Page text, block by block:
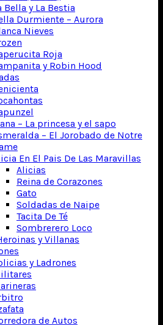
Bella y La Bestia
Durmiente – Aurora
Nieves
Roja
y Robin Hood
– La princesa y el sapo
– El Jorobado de Notre
En El Pais De Las Maravillas
Alicias
Reina de Corazones
Gato
Soldadas de Naipe
Tacita De Té
Sombrerero Loco
y Villanas
y Ladrones
de Autos